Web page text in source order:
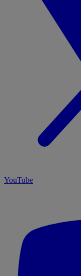
YouTube